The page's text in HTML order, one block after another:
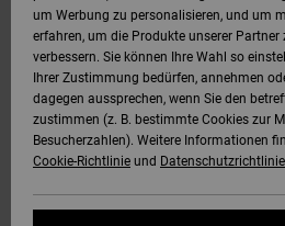
um Werbung zu personalisieren, und um
erfahren, um die Produkte unserer Partner
verbessern. Sie können Ihre Wahl so
Ihrer Zustimmung bedürfen, annehmen
dagegen aussprechen, wenn Sie den
zustimmen (z. B. bestimmte Cookies zur
Besucherzahlen). Weitere Informationen
Cookie-Richtlinie und Datenschutzrichtlinie